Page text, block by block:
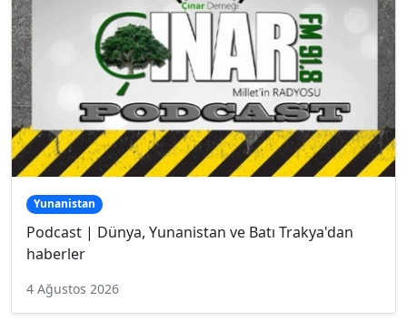
Yunanistan
Podcast | Dünya, Yunanistan ve Batı Trakya'dan
haberler
4 Ağustos 2026